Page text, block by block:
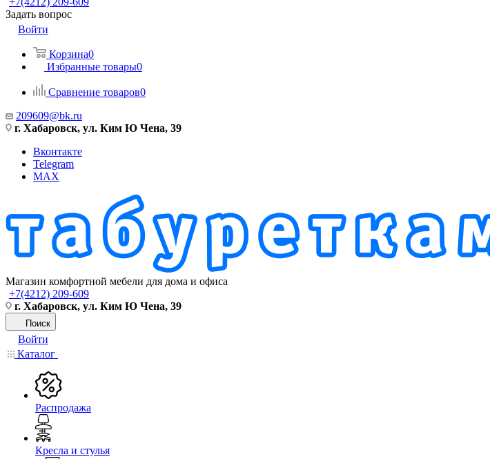
Задать вопрос
Войти
Корзина0
Избранные товары0
Сравнение товаров0
209609@bk.ru
г. Хабаровск, ул. Ким Ю Чена, 39
Вконтакте
Telegram
MAX
Магазин комфортной мебели для дома и офиса
+7(4212) 209-609
г. Хабаровск, ул. Ким Ю Чена, 39
Поиск
Войти
Каталог
Распродажа
Кресла и стулья